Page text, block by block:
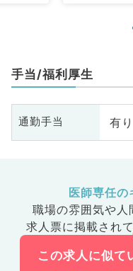
手当/福利厚生
通勤手当 有り
医師専任
職場の雰囲気や人
求人票に掲載され
この求人に似て